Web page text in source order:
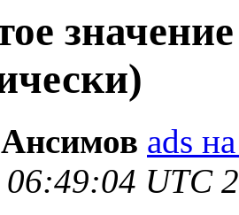
ads
UTC